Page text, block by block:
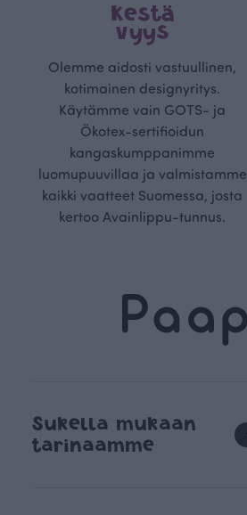
Kestä
vyys
Olemme aidosti vastuullinen,
kotimainen designyritys.
Käytämme vain GOTS- ja
Ökotex-sertifioidun
kangaskumppanimme
luomupuuvillaa ja valmistamme
kaikki vaatteet Suomessa, josta
kertoo Avainlippu-tunnus.
Sukella mukaan
tarinaamme